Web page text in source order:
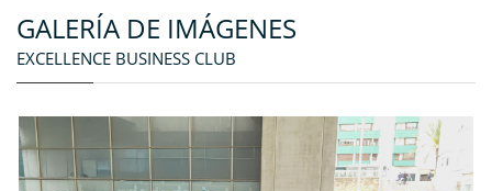
GALERÍA DE IMÁGENES
EXCELLENCE BUSINESS CLUB